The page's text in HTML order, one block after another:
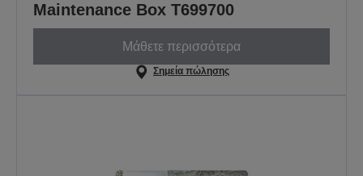
Maintenance Box T699700
Μάθετε περισσότερα
Σημεία πώλησης